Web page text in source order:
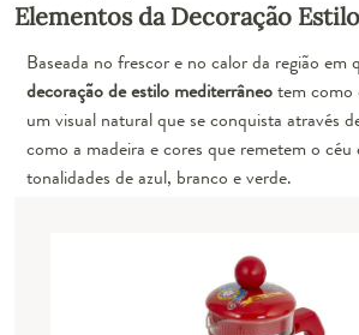
Elementos da Decoração
Baseada no frescor e no calor da região em
decoração de estilo mediterrâneotem como
um visual natural que se conquista através
como a madeira e cores que remetem o
tonalidades de azul, branco e verde.